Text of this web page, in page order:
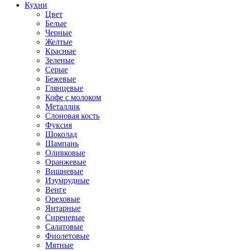
Кухни
Цвет
Белые
Черные
Желтые
Красные
Зеленые
Серые
Бежевые
Глянцевые
Кофе с молоком
Металлик
Слоновая кость
Фуксия
Шоколад
Шампань
Оливковые
Оранжевые
Вишневые
Изумрудные
Венге
Ореховые
Янтарные
Сиреневые
Салатовые
Фиолетовые
Мятные